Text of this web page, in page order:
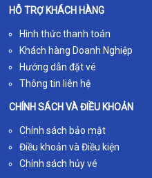
HỖ TRỢ KHÁCH HÀNG
Hình thức thanh toán
Khách hàng Doanh Nghiệp
Hướng dẫn đặt vé
Thông tin liên hệ
CHÍNH SÁCH VÀ ĐIỀU KHOẢN
Chính sách bảo mật
Điều khoản và Điều kiện
Chính sách hủy vé